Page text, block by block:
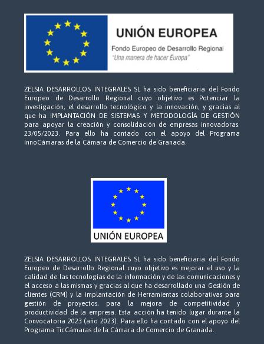
ZELSIA DESARROLLOS INTEGRALES SL ha sido beneficiaria del Fondo
Europeo de Desarrollo Regional cuyo objetivo es Potenciar la
investigación, el desarrollo tecnológico y la innovación, y gracias al
que ha IMPLANTACIÓN DE SISTEMAS Y METODOLOGÍA DE GESTIÓN
para apoyar la creación y consolidación de empresas innovadoras.
23/05/2023. Para ello ha contado con el apoyo del Programa
InnoCámaras de la Cámara de Comercio de Granada.
ZELSIA DESARROLLOS INTEGRALES SL ha sido beneficiaria del Fondo
Europeo de Desarrollo Regional cuyo objetivo es mejorar el uso y la
calidad de las tecnologías de la información y de las comunicaciones y
el acceso a las mismas y gracias al que ha desarrollado una Gestión de
clientes (CRM) y la implantación de Herramientas colaborativas para
gestión de proyectos, para la mejora de competitividad y
productividad de la empresa. Esta acción ha tenido lugar durante la
Convocatoria 2023 (año 2023). Para ello ha contado con el apoyo del
Programa TicCámaras de la Cámara de Comercio de Granada.